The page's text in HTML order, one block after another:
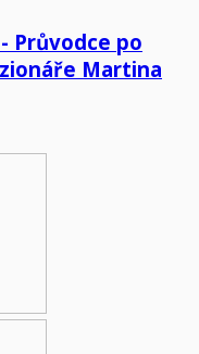
Průvodce po
Martina